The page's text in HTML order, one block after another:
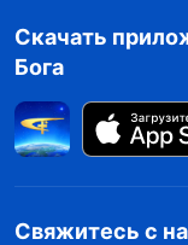
Скачать
Бога
Свяжитесь с